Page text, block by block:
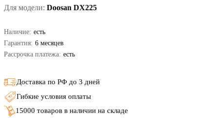
Для модели: Doosan DX225
Наличие: есть
Гарантия: 6 месяцев
Рассрочка платежа: есть
Доставка по РФ до 3 дней
Гибкие условия оплаты
15000 товаров в наличии на складе